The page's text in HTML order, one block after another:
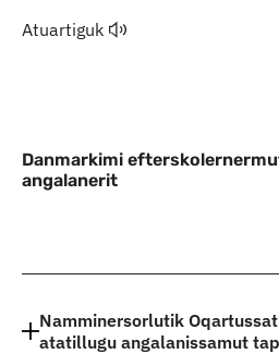
Atuartiguk
Danmarkimi
angalanerit
Namminersorlutik
atatillugu angalanissamut